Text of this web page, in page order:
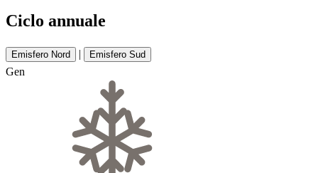
Ciclo annuale
Emisfero Nord | Emisfero Sud
Gen